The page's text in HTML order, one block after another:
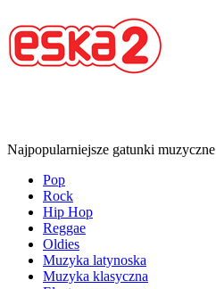
Najpopularniejsze gatunki muzyczne
Pop
Rock
Hip Hop
Reggae
Oldies
Muzyka latynoska
Muzyka klasyczna